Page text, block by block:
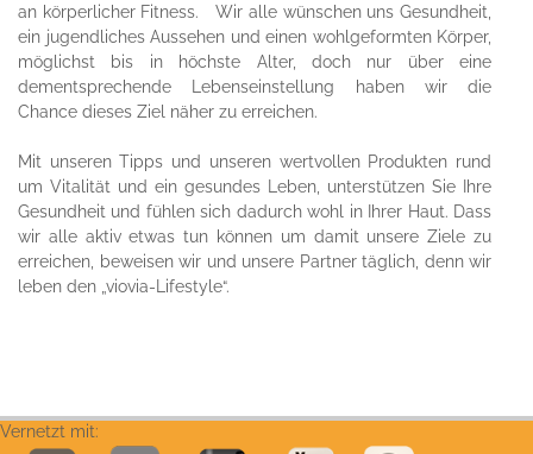
an körperlicher Fitness. Wir alle wünschen uns Gesundheit,
ein jugendliches Aussehen und einen wohlgeformten Körper,
möglichst bis in höchste Alter, doch nur über eine
dementsprechende Lebenseinstellung haben wir die
Chance dieses Ziel näher zu erreichen.
Mit unseren Tipps und unseren wertvollen Produkten rund
um Vitalität und ein gesundes Leben, unterstützen Sie Ihre
Gesundheit und fühlen sich dadurch wohl in Ihrer Haut. Dass
wir alle aktiv etwas tun können um damit unsere Ziele zu
erreichen, beweisen wir und unsere Partner täglich, denn wir
leben den „viovia-Lifestyle“.
Vernetzt mit: